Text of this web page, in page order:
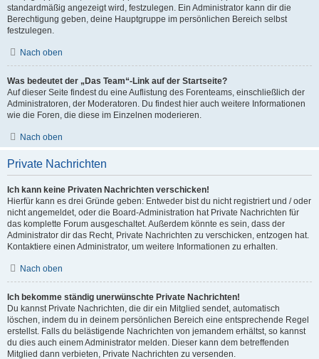
standardmäßig angezeigt wird, festzulegen. Ein Administrator kann dir die
Berechtigung geben, deine Hauptgruppe im persönlichen Bereich selbst
festzulegen.
Nach oben
Was bedeutet der „Das Team“-Link auf der Startseite?
Auf dieser Seite findest du eine Auflistung des Forenteams, einschließlich der
Administratoren, der Moderatoren. Du findest hier auch weitere Informationen
wie die Foren, die diese im Einzelnen moderieren.
Nach oben
Private Nachrichten
Ich kann keine Privaten Nachrichten verschicken!
Hierfür kann es drei Gründe geben: Entweder bist du nicht registriert und / oder
nicht angemeldet, oder die Board-Administration hat Private Nachrichten für
das komplette Forum ausgeschaltet. Außerdem könnte es sein, dass der
Administrator dir das Recht, Private Nachrichten zu verschicken, entzogen hat.
Kontaktiere einen Administrator, um weitere Informationen zu erhalten.
Nach oben
Ich bekomme ständig unerwünschte Private Nachrichten!
Du kannst Private Nachrichten, die dir ein Mitglied sendet, automatisch
löschen, indem du in deinem persönlichen Bereich eine entsprechende Regel
erstellst. Falls du belästigende Nachrichten von jemandem erhältst, so kannst
du dies auch einem Administrator melden. Dieser kann dem betreffenden
Mitglied dann verbieten, Private Nachrichten zu versenden.